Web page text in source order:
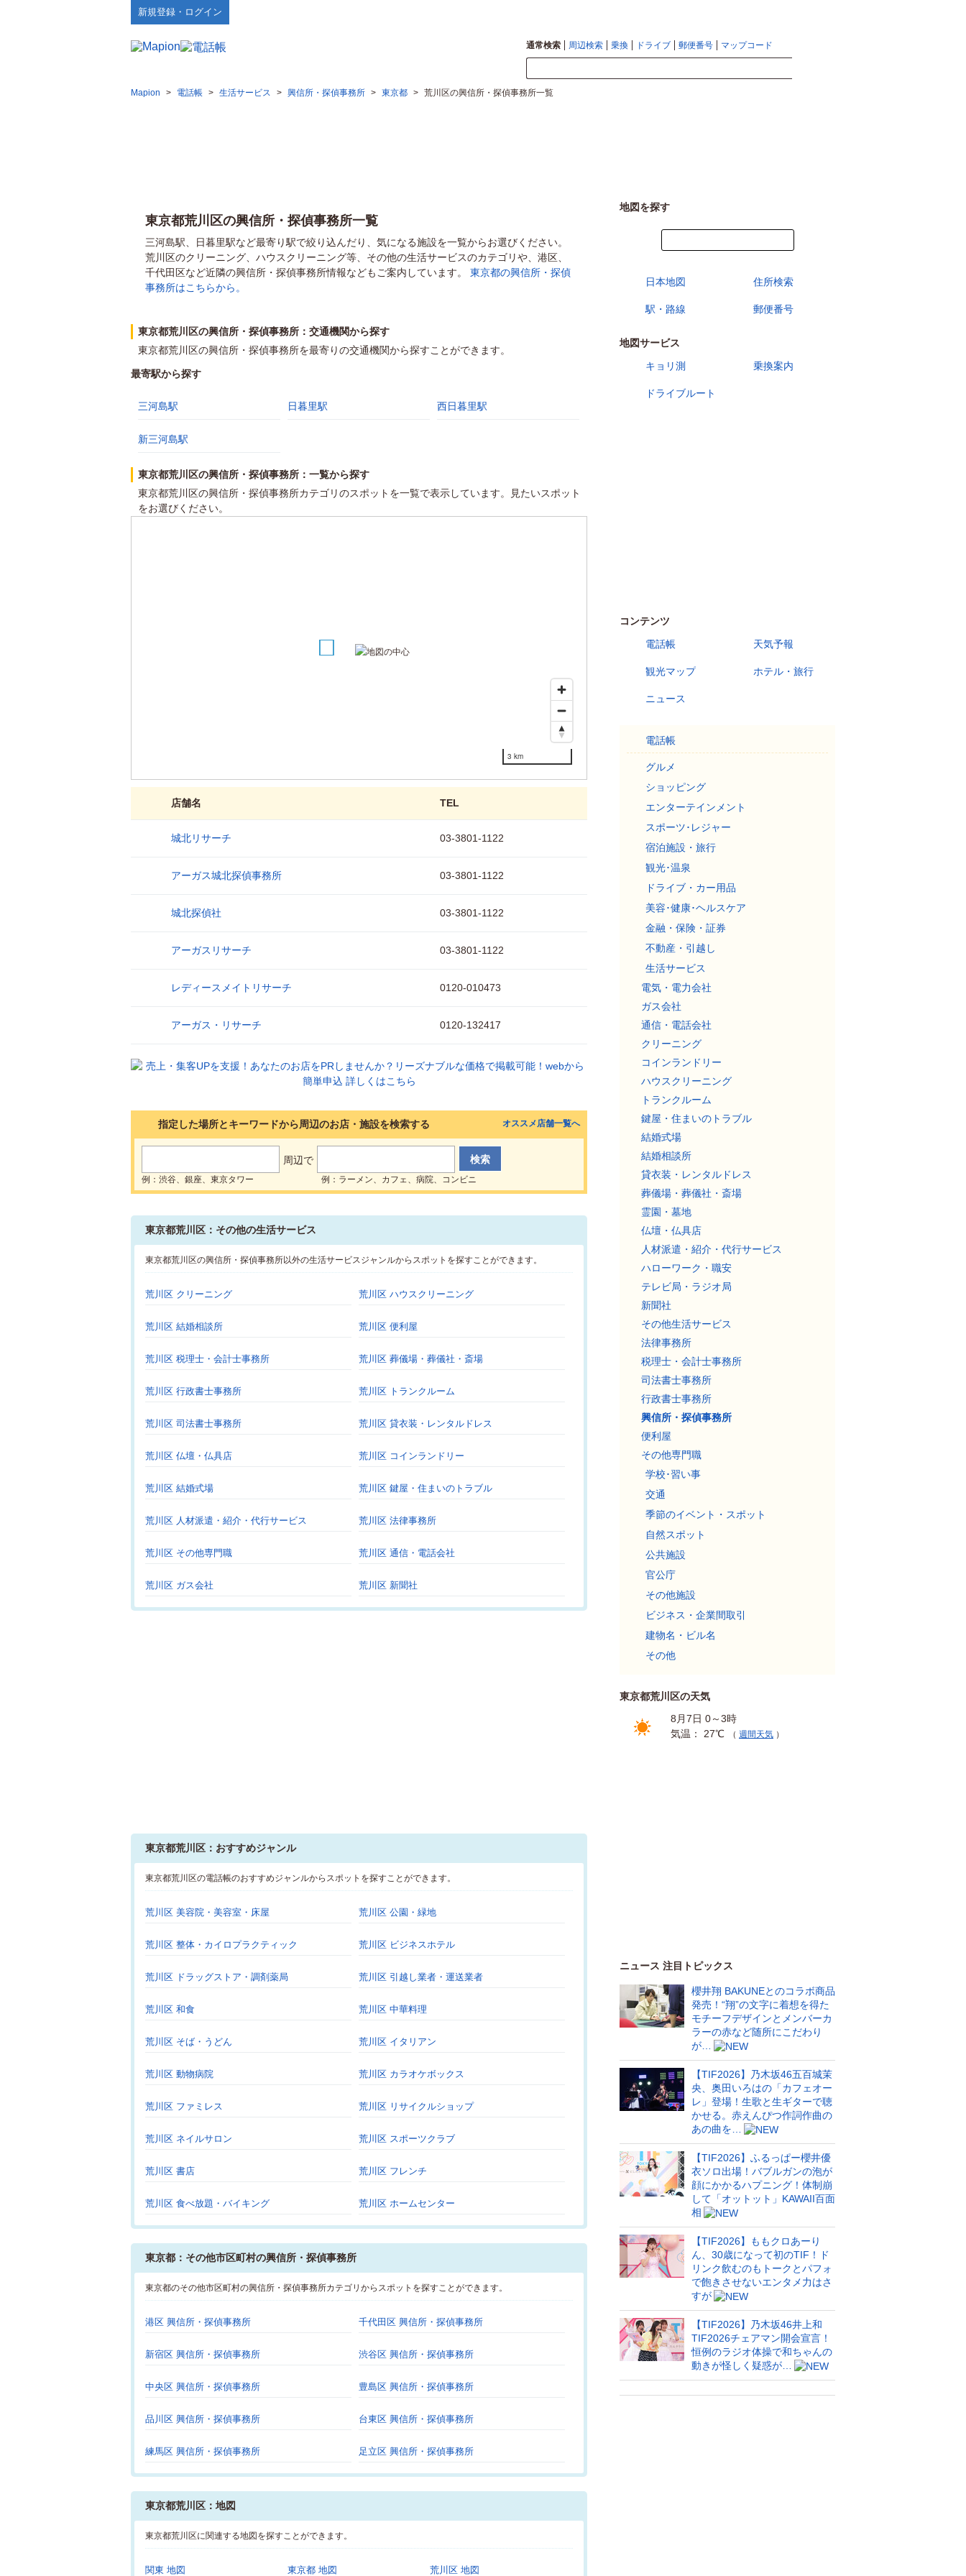
新規登録・ログイン
通常検索 周辺検索 乗換 ドライブ 郵便番号 マップコード
Mapion > 電話帳 > 生活サービス > 興信所・探偵事務所 > 東京都 > 荒川区の興信所・探偵事務所一覧
東京都荒川区の興信所・探偵事務所一覧
三河島駅、日暮里駅など最寄り駅で絞り込んだり、気になる施設を一覧からお選びください。
荒川区のクリーニング、ハウスクリーニング等、その他の生活サービスのカテゴリや、港区、
千代田区など近隣の興信所・探偵事務所情報などもご案内しています。 東京都の興信所・探偵
事務所はこちらから。
東京都荒川区の興信所・探偵事務所：交通機関から探す
東京都荒川区の興信所・探偵事務所を最寄りの交通機関から探すことができます。
最寄駅から探す
三河島駅 日暮里駅 西日暮里駅
新三河島駅
東京都荒川区の興信所・探偵事務所：一覧から探す
東京都荒川区の興信所・探偵事務所カテゴリのスポットを一覧で表示しています。見たいスポット
をお選びください。
3 km
店舗名 TEL
城北リサーチ 03-3801-1122
アーガス城北探偵事務所 03-3801-1122
城北探偵社 03-3801-1122
アーガスリサーチ 03-3801-1122
レディースメイトリサーチ 0120-010473
アーガス・リサーチ 0120-132417
指定した場所とキーワードから周辺のお店・施設を検索する
周辺で
例：渋谷、銀座、東京タワー 例：ラーメン、カフェ、病院、コンビニ
オススメ店舗一覧へ
東京都荒川区：その他の生活サービス
東京都荒川区の興信所・探偵事務所以外の生活サービスジャンルからスポットを探すことができます。
荒川区 クリーニング 荒川区 ハウスクリーニング
荒川区 結婚相談所 荒川区 便利屋
荒川区 税理士・会計士事務所 荒川区 葬儀場・葬儀社・斎場
荒川区 行政書士事務所 荒川区 トランクルーム
荒川区 司法書士事務所 荒川区 貸衣装・レンタルドレス
荒川区 仏壇・仏具店 荒川区 コインランドリー
荒川区 結婚式場 荒川区 鍵屋・住まいのトラブル
荒川区 人材派遣・紹介・代行サービス 荒川区 法律事務所
荒川区 その他専門職 荒川区 通信・電話会社
荒川区 ガス会社 荒川区 新聞社
東京都荒川区：おすすめジャンル
東京都荒川区の電話帳のおすすめジャンルからスポットを探すことができます。
荒川区 美容院・美容室・床屋 荒川区 公園・緑地
荒川区 整体・カイロプラクティック 荒川区 ビジネスホテル
荒川区 ドラッグストア・調剤薬局 荒川区 引越し業者・運送業者
荒川区 和食 荒川区 中華料理
荒川区 そば・うどん 荒川区 イタリアン
荒川区 動物病院 荒川区 カラオケボックス
荒川区 ファミレス 荒川区 リサイクルショップ
荒川区 ネイルサロン 荒川区 スポーツクラブ
荒川区 書店 荒川区 フレンチ
荒川区 食べ放題・バイキング 荒川区 ホームセンター
東京都：その他市区町村の興信所・探偵事務所
東京都のその他市区町村の興信所・探偵事務所カテゴリからスポットを探すことができます。
港区 興信所・探偵事務所 千代田区 興信所・探偵事務所
新宿区 興信所・探偵事務所 渋谷区 興信所・探偵事務所
中央区 興信所・探偵事務所 豊島区 興信所・探偵事務所
品川区 興信所・探偵事務所 台東区 興信所・探偵事務所
練馬区 興信所・探偵事務所 足立区 興信所・探偵事務所
東京都荒川区：地図
東京都荒川区に関連する地図を探すことができます。
関東 地図 東京都 地図 荒川区 地図
地図を探す
日本地図 住所検索
駅・路線 郵便番号
地図サービス
キョリ測
乗換案内
ドライブルート
コンテンツ
電話帳
天気予報
観光マップ ホテル・旅行
ニュース
電話帳
グルメ
ショッピング
エンターテインメント
スポーツ･レジャー
宿泊施設・旅行
観光･温泉
ドライブ・カー用品
美容･健康･ヘルスケア
金融・保険・証券
不動産・引越し
生活サービス
電気・電力会社
ガス会社
通信・電話会社
クリーニング
コインランドリー
ハウスクリーニング
トランクルーム
鍵屋・住まいのトラブル
結婚式場
結婚相談所
貸衣装・レンタルドレス
葬儀場・葬儀社・斎場
霊園・墓地
仏壇・仏具店
人材派遣・紹介・代行サービス
ハローワーク・職安
テレビ局・ラジオ局
新聞社
その他生活サービス
法律事務所
税理士・会計士事務所
司法書士事務所
行政書士事務所
興信所・探偵事務所
便利屋
その他専門職
学校･習い事
交通
季節のイベント・スポット
自然スポット
公共施設
官公庁
その他施設
ビジネス・企業間取引
建物名・ビル名
その他
東京都荒川区の天気
8月7日 0～3時
気温： 27℃
（ 週間天気 ）
ニュース 注目トピックス
櫻井翔 BAKUNEとのコラボ商品
発売！“翔”の文字に着想を得た
モチーフデザインとメンバーカ
ラーの赤など随所にこだわり
が…
【TIF2026】乃木坂46五百城茉
央、奥田いろはの「カフェオー
レ」登場！生歌と生ギターで聴
かせる。赤えんぴつ作詞作曲の
あの曲を…
【TIF2026】ふるっぱー櫻井優
衣ソロ出場！バブルガンの泡が
顔にかかるハプニング！体制崩
して「オットット」KAWAII百面
相
【TIF2026】ももクロあーり
ん、30歳になって初のTIF！ド
リンク飲むのもトークとパフォ
で飽きさせないエンタメ力はさ
すが
【TIF2026】乃木坂46井上和
TIF2026チェアマン開会宣言！
恒例のラジオ体操で和ちゃんの
動きが怪しく疑惑が…